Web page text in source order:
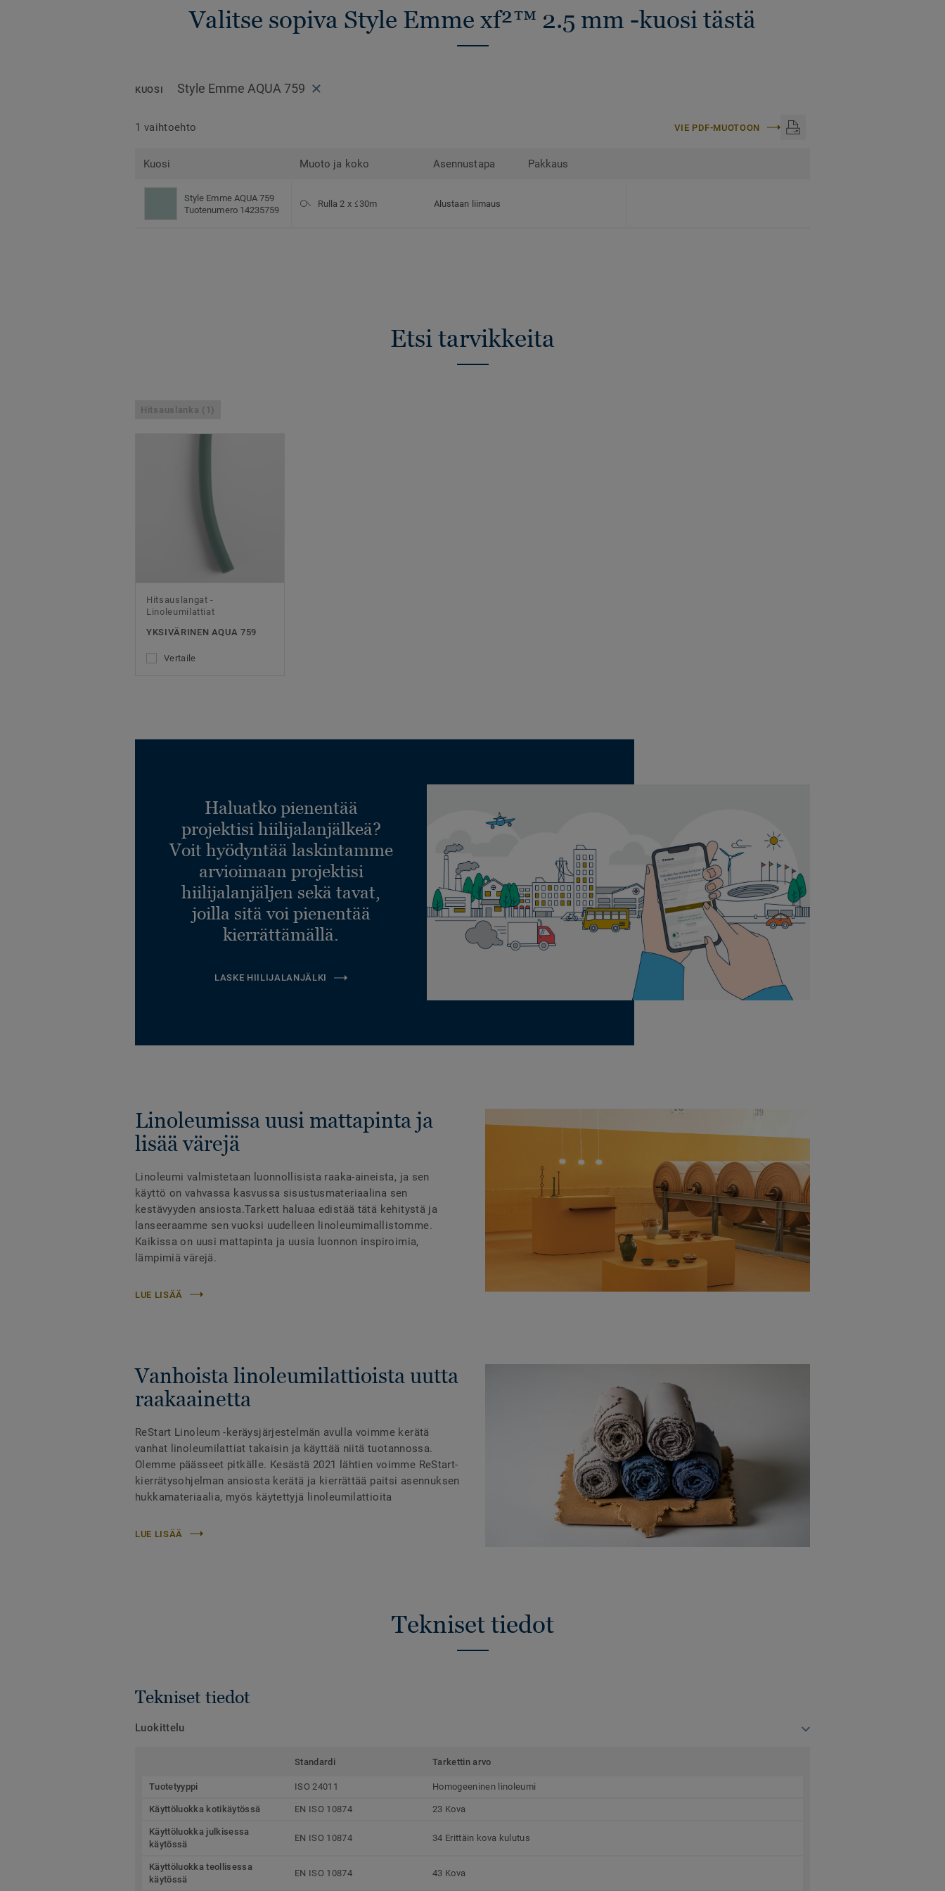
Valitse sopiva Style Emme xf²™ 2.5 mm -kuosi tästä
KUOSI Style Emme AQUA 759
1 vaihtoehto VIE PDF-MUOTOON
Kuosi Muoto ja koko Asennustapa Pakkaus
Style Emme AQUA 759
Tuotenumero 14235759
Rulla 2 x ≤30m Alustaan liimaus
Etsi tarvikkeita
Hitsauslanka (1)
Hitsauslangat -
Linoleumilattiat
YKSIVÄRINEN AQUA 759
Vertaile
Haluatko pienentää
projektisi hiilijalanjälkeä?
Voit hyödyntää laskintamme
arvioimaan projektisi
hiilijalanjäljen sekä tavat,
joilla sitä voi pienentää
kierrättämällä.
LASKE HIILIJALANJÄLKI
Linoleumissa uusi mattapinta ja
lisää värejä
Linoleumi valmistetaan luonnollisista raaka-aineista, ja sen
käyttö on vahvassa kasvussa sisustusmateriaalina sen
kestävyyden ansiosta.Tarkett haluaa edistää tätä kehitystä ja
lanseeraamme sen vuoksi uudelleen linoleumimallistomme.
Kaikissa on uusi mattapinta ja uusia luonnon inspiroimia,
lämpimiä värejä.
LUE LISÄÄ
Vanhoista linoleumilattioista uutta
raakaainetta
ReStart Linoleum -keräysjärjestelmän avulla voimme kerätä
vanhat linoleumilattiat takaisin ja käyttää niitä tuotannossa.
Olemme päässeet pitkälle. Kesästä 2021 lähtien voimme ReStart-
kierrätysohjelman ansiosta kerätä ja kierrättää paitsi asennuksen
hukkamateriaalia, myös käytettyjä linoleumilattioita
LUE LISÄÄ
Tekniset tiedot
Tekniset tiedot
Luokittelu
Standardi Tarkettin arvo
Tuotetyyppi ISO 24011 Homogeeninen linoleumi
Käyttöluokka kotikäytössä EN ISO 10874 23 Kova
Käyttöluokka julkisessa
käytössä
EN ISO 10874 34 Erittäin kova kulutus
Käyttöluokka teollisessa
käytössä
EN ISO 10874 43 Kova